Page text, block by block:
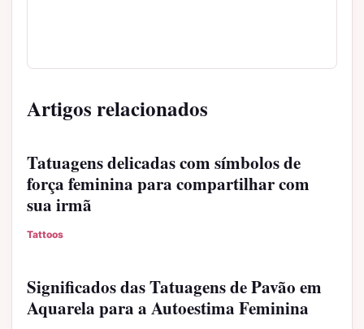
Artigos relacionados
Tatuagens delicadas com símbolos de
força feminina para compartilhar com
sua irmã
Tattoos
Significados das Tatuagens de Pavão em
Aquarela para a Autoestima Feminina